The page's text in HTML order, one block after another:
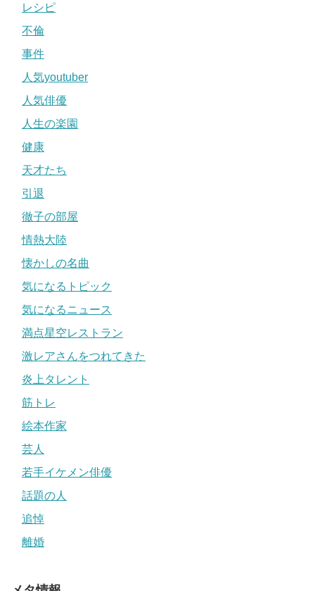
レシピ
不倫
事件
人気youtuber
人気俳優
人生の楽園
健康
天才たち
引退
徹子の部屋
情熱大陸
懐かしの名曲
気になるトピック
気になるニュース
満点星空レストラン
激レアさんをつれてきた
炎上タレント
筋トレ
絵本作家
芸人
若手イケメン俳優
話題の人
追悼
離婚